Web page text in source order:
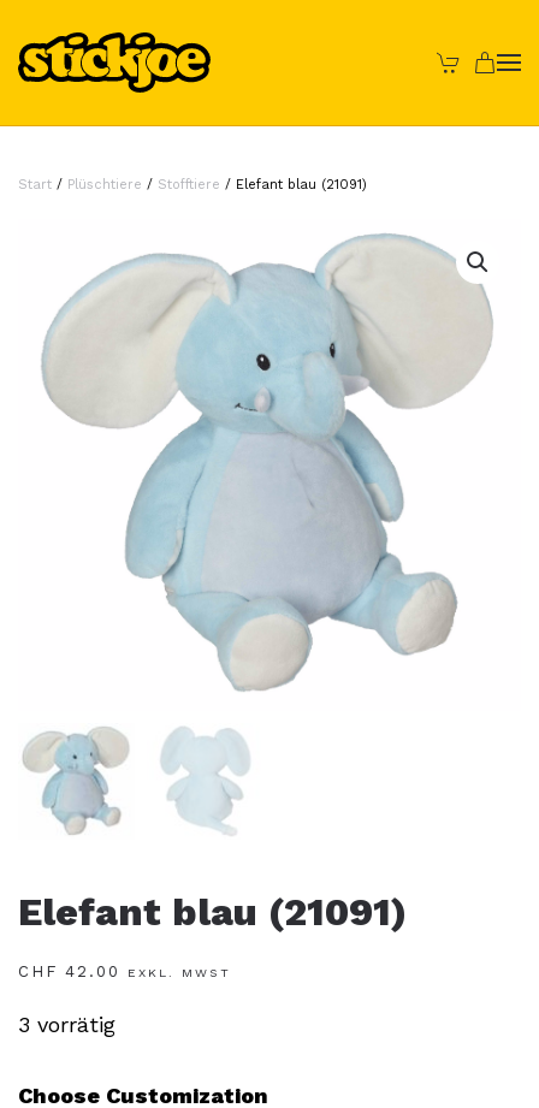
Skip to main content
Start / Plüschtiere / Stofftiere / Elefant blau (21091)
Elefant blau (21091)
CHF 42.00 EXKL. MWST
3 vorrätig
Choose Customization